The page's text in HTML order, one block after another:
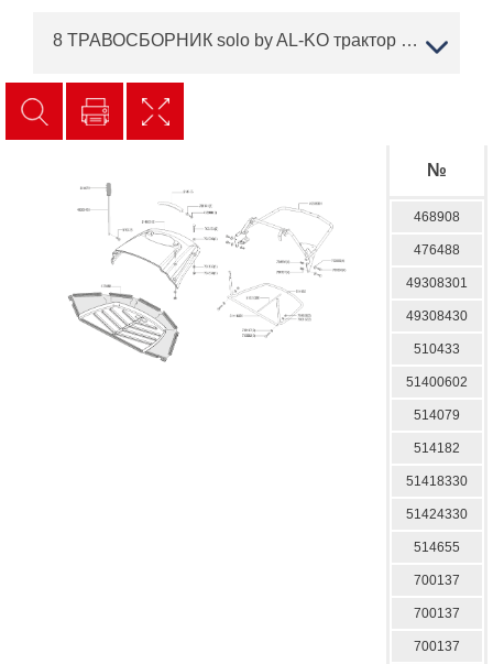
8 ТРАВОСБОРНИК solo by AL-KO трактор T 15-103.7 HD-A Артикул: 127418 с 07/2018 по 02/2019 года
№
468908
476488
49308301
49308430
510433
51400602
514079
514182
51418330
51424330
514655
700137
700137
700137